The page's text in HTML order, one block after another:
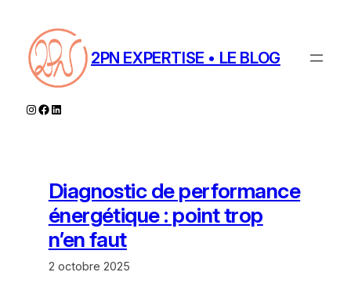
contenu
2PN EXPERTISE • LE BLOG
Instagram
Facebook
LinkedIn
Diagnostic de performance
énergétique : point trop
n’en faut
2 octobre 2025